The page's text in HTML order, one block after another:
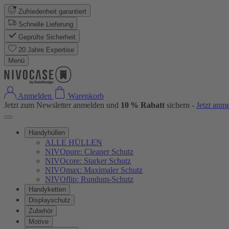
Zufriedenheit garantiert
Schnelle Lieferung
Geprüfte Sicherheit
20 Jahre Expertise
Menü
Anmelden
Warenkorb
Jetzt zum Newsletter anmelden und 10 % Rabatt sichern - Jetzt
Handyhüllen
ALLE HÜLLEN
NIVOpure: Cleaner Schutz
NIVOcore: Starker Schutz
NIVOmax: Maximaler Schutz
NIVOflip: Rundum-Schutz
Handyketten
Displayschutz
Zubehör
Motive